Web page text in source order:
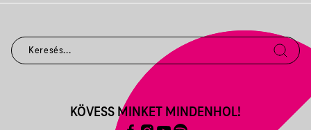
KÖVESS MINKET MINDENHOL!